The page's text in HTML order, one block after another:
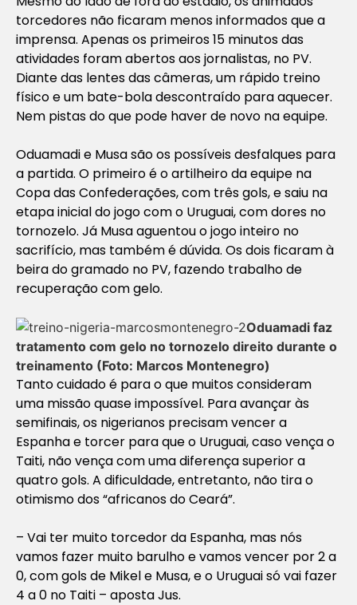
torcedores não ficaram menos informados que a
imprensa. Apenas os primeiros 15 minutos das
atividades foram abertos aos jornalistas, no PV.
Diante das lentes das câmeras, um rápido treino
físico e um bate-bola descontraído para aquecer.
Nem pistas do que pode haver de novo na equipe.
Oduamadi e Musa são os possíveis desfalques para
a partida. O primeiro é o artilheiro da equipe na
Copa das Confederações, com três gols, e saiu na
etapa inicial do jogo com o Uruguai, com dores no
tornozelo. Já Musa aguentou o jogo inteiro no
sacrifício, mas também é dúvida. Os dois ficaram à
beira do gramado no PV, fazendo trabalho de
recuperação com gelo.
Oduamadi faz
tratamento com gelo no tornozelo direito durante o
treinamento (Foto: Marcos Montenegro)
Tanto cuidado é para o que muitos consideram
uma missão quase impossível. Para avançar às
semifinais, os nigerianos precisam vencer a
Espanha e torcer para que o Uruguai, caso vença o
Taiti, não vença com uma diferença superior a
quatro gols. A dificuldade, entretanto, não tira o
otimismo dos “africanos do Ceará”.
– Vai ter muito torcedor da Espanha, mas nós
vamos fazer muito barulho e vamos vencer por 2 a
0, com gols de Mikel e Musa, e o Uruguai só vai fazer
4 a 0 no Taiti – aposta Jus.